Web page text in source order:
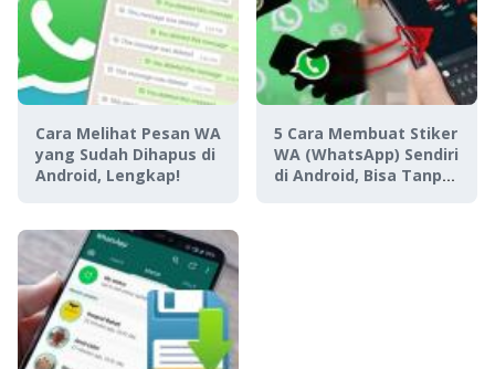
Cara Melihat Pesan WA
yang Sudah Dihapus di
Android, Lengkap!
5 Cara Membuat Stiker
WA (WhatsApp) Sendiri
di Android, Bisa Tanpa